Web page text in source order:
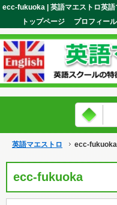
ecc-fukuoka | 英語マエストロ英語
プロフィール
トップページ
英語マエストロ ecc-fukuoka
ecc-fukuoka